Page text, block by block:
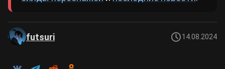
futsuri 14.08.2024